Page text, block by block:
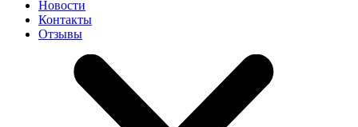
Новости
Контакты
Отзывы